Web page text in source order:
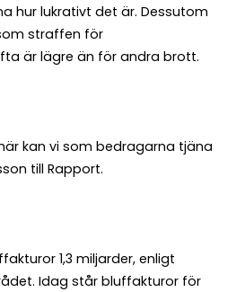
hur lukrativt det är. Dessutom
straffen för
är lägre än för andra brott.
kan vi som bedragarna tjäna
till Rapport.
1,3 miljarder, enligt
Idag står bluffakturor för